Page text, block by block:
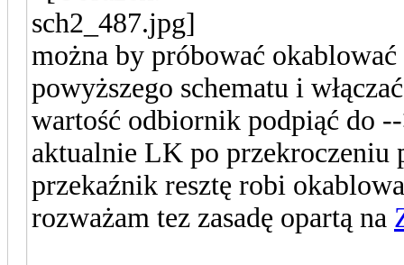
można by próbować
powyższego schematu i
wartość odbiornik podpiąć do
aktualnie LK po przekroczeniu
przekaźnik resztę robi
rozważam tez zasadę opartą na